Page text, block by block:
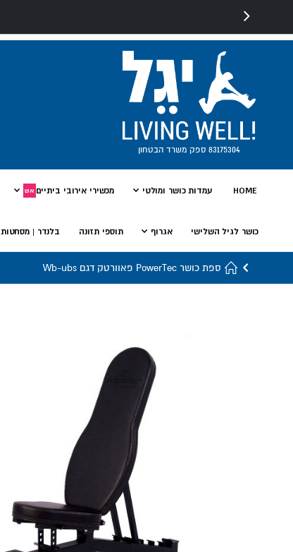
83175304 ספק משרד הבטחון
HOME עמדות כושר ומולטי מכשירי אירובי ביתיים אש
כושר לגיל השלישי אגרוף תוספי תזונה בלנדר | מסחטות
ספת כושר PowerTec פאוורטק דגם Wb-ubs